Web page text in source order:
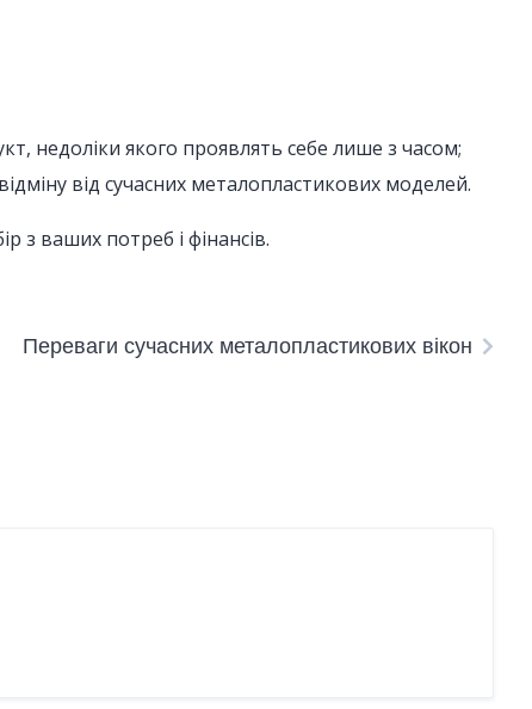
недоліки якого проявлять себе лише з часом;
від сучасних металопластикових моделей.
з ваших потреб і фінансів.
Переваги сучасних металопластикових вікон